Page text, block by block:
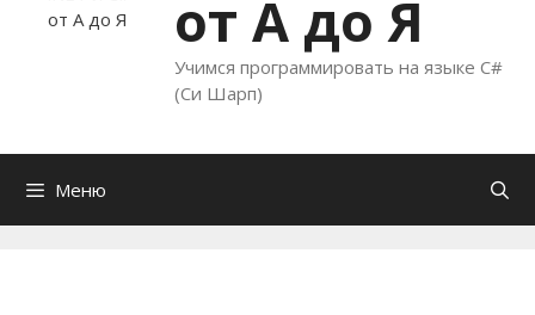
от А до Я
Учимся программировать на языке C#
(Си Шарп)
Меню